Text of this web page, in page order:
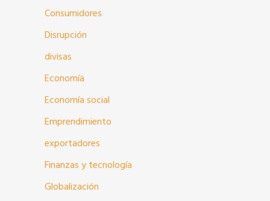
Consumidores
Disrupción
divisas
Economía
Economía social
Emprendimiento
exportadores
Finanzas y tecnología
Globalización